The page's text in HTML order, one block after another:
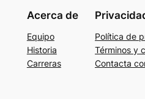
Acerca de
Equipo
Historia
Carreras
Política de
Términos y
Contacta